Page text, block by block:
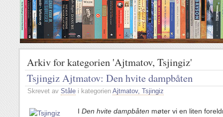
Arkiv for kategorien 'Ajtmatov, Tsjingiz'
Tsjingiz Ajtmatov: Den hvite dampbåten
Skrevet av Ståle i kategorien Ajtmatov, Tsjingiz
I Den hvite dampbåten møter vi en liten